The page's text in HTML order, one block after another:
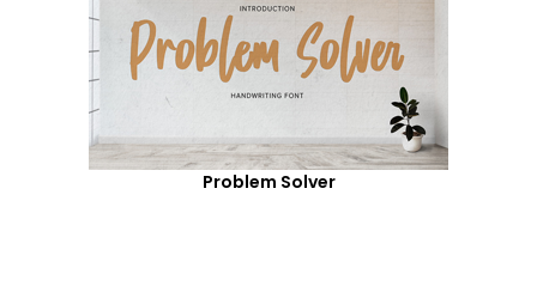
Problem Solver